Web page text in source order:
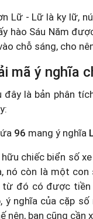
Lữ - Lữ là ky lữ,
hào Sáu Năm
chỗ sáng, cho
mã ý nghĩa
đây là bản phân
96 mang ý nghĩa
hữu chiếc biển số
nó còn là một con
đó có được tiền
ý nghĩa của cặp
nên, bạn cũng